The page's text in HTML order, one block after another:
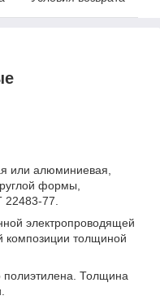
алюминиевая,
формы,
22483-77.
электропроводящей
композиции толщиной
Толщина